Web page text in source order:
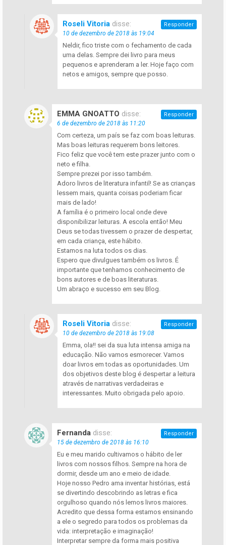
Roseli Vitoria disse:
10 de dezembro de 2018 às 19:04
Neldir, fico triste com o fechamento de cada
uma delas. Sempre dei livro para meus
pequenos e aprenderam a ler. Hoje faço com
netos e amigos, sempre que posso.
Responder
EMMA GNOATTO disse:
6 de dezembro de 2018 às 11:20
Com certeza, um país se faz com boas leituras.
Mas boas leituras requerem bons leitores.
Fico feliz que você tem este prazer junto com o
neto e filha.
Sempre prezei por isso também.
Adoro livros de literatura infantil! Se as crianças
lessem mais, quanta coisas poderiam ficar
mais de lado!
A família é o primeiro local onde deve
disponibilizar leituras. A escola então! Meu
Deus se todas tivessem o prazer de despertar,
em cada criança, este hábito.
Estamos na luta todos os dias.
Espero que divulgues também os livros. É
importante que tenhamos conhecimento de
bons autores e de boas literaturas.
Um abraço e sucesso em seu Blog.
Responder
Roseli Vitoria disse:
10 de dezembro de 2018 às 19:08
Emma, ola!! sei da sua luta intensa amiga na
educação. Não vamos esmorecer. Vamos
doar livros em todas as oportunidades. Um
dos objetivos deste blog é despertar a leitura
através de narrativas verdadeiras e
interessantes. Muito obrigada pelo apoio.
Responder
Fernanda disse:
15 de dezembro de 2018 às 16:10
Eu e meu marido cultivamos o hábito de ler
livros com nossos filhos. Sempre na hora de
dormir, desde um ano e meio de idade.
Hoje nosso Pedro ama inventar histórias, está
se divertindo descobrindo as letras e fica
orgulhoso quando nós lemos livros maiores.
Acredito que dessa forma estamos ensinando
a ele o segredo para todos os problemas da
vida: interpretação e imaginação!
Interpretar sempre da forma mais positiva
Responder